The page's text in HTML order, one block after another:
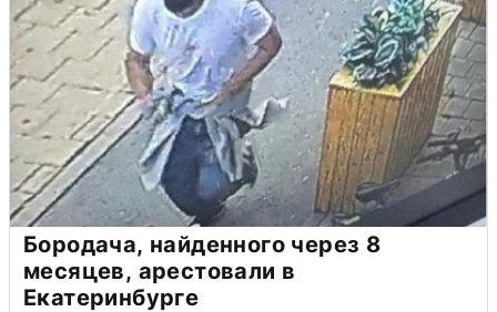
Бородача, найденного через 8
месяцев, арестовали в
Екатеринбурге